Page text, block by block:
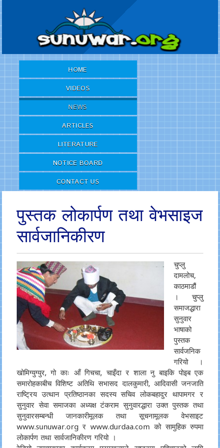
HOME
VIDEOS
NEWS
ARTICLES
LITERATURE
NOTICE BOARD
CONTACT US
पुस्तक लोकार्पण तथा वेभसाइज
सार्वजानिकीरण
चुप्लु
दामलोच,
काठमाडौं
। चुप्लु
समाजद्धारा
सुनुवार
भाषाको
पुस्तक
सार्वजनिक
गरियो ।
खोमिग्युग्युर, गो काः आँ गिचचा, चाइँदा र शाला नु बाइकि पोइब एक
समारोहकाबीच विशिष्ट अतिथि सभासद दालकुमारी, आदिवासी जनजाति
राष्ट्रिय उत्थान प्रतिष्ठानका सदस्य सचिव लोकबहादुर थापामगर र
सुनुवार सेवा समाजका अध्यक्ष टंकराम सुनुवारद्धारा उक्त पुस्तक तथा
सुनुवारसम्बन्धी जानकारीमूलक तथा सूचनामूलक वेभसाइट
www.sunuwar.org र www.durdaa.com को सामुहिक रुपमा
लोकार्पण तथा सार्वजानिकीरण गरियो ।